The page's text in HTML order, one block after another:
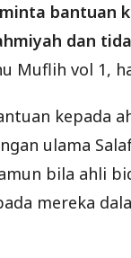
bantuan
dan
Muflih vol 1,
kepada
ulama
bila ahli
mereka